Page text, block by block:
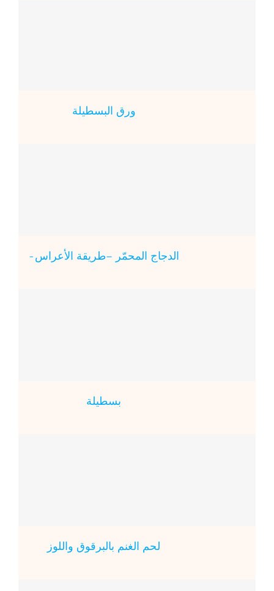
ورق البسطيلة
الدجاج المحمّر –طريقة الأعراس-
بسطيلة
لحم الغنم بالبرقوق واللوز